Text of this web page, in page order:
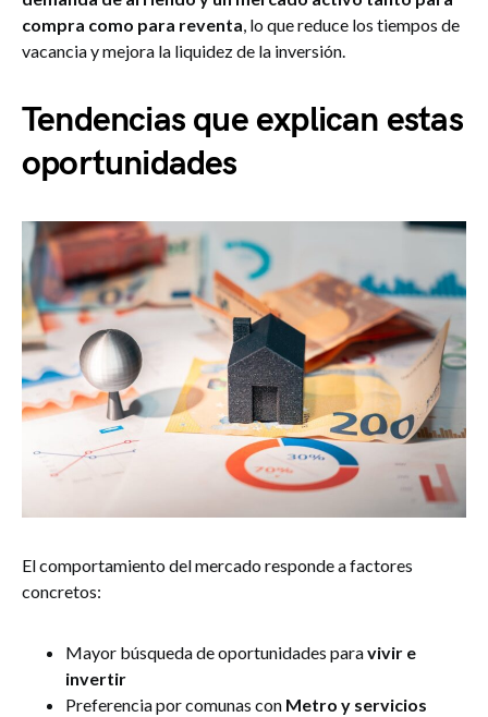
compra como para reventa, lo que reduce los tiempos de
vacancia y mejora la liquidez de la inversión.
Tendencias que explican estas
oportunidades
El comportamiento del mercado responde a factores
concretos:
Mayor búsqueda de oportunidades paravivir e
invertir
Preferencia por comunas con Metro y servicios